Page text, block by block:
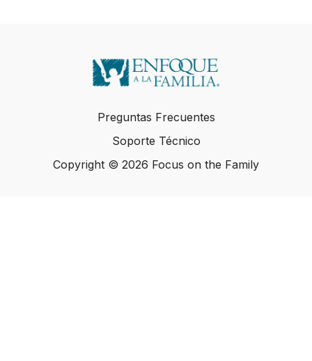
Preguntas Frecuentes
Soporte Técnico
Copyright © 2026 Focus on the Family